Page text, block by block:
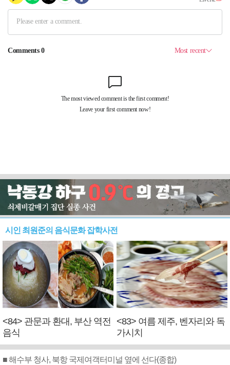
시인 최원준의 음식문화 잡학사전
<84> 관문과 환대, 부산 역전
음식
<83> 여름 제주, 벤자리와 독
가시치
■ 해수부 청사, 북항 국제여객터미널 옆에 선다(종합)